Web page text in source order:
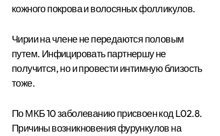
кожного покрова и волосяных фолликулов.
Чирии на члене не передаются половым
путем. Инфицировать партнершу не
получится, но и провести интимную близость
тоже.
По МКБ 10 заболеванию присвоен код L02.8.
Причины возникновения фурункулов на